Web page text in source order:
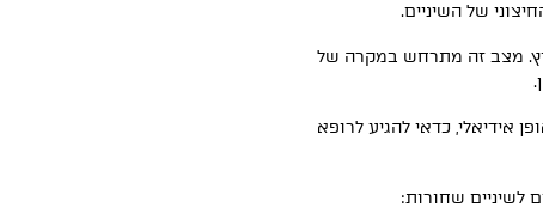
של השיניים.
מצב זה מתרחש במקרה של
אידיאלי, כדאי להגיע לרופא
לשיניים שחורות: